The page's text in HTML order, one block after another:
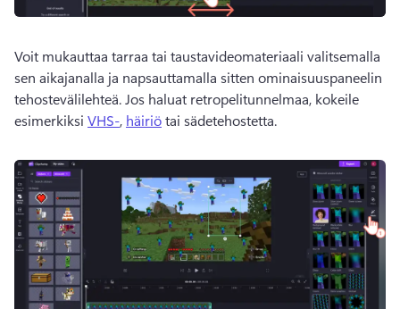
Voit mukauttaa tarraa tai taustavideomateriaali valitsemalla
sen aikajanalla ja napsauttamalla sitten ominaisuuspaneelin
tehostevälilehteä. Jos haluat retropelitunnelmaa, kokeile
esimerkiksi VHS-, häiriö tai sädetehostetta.